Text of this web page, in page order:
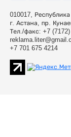
010017,
г. Астана, пр.
Тел./факс: +7
+7 701 675 4214